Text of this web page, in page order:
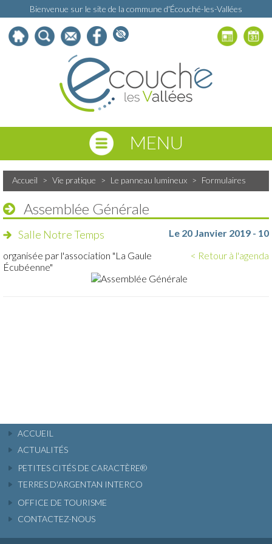
Bienvenue sur le site de la commune d'Écouché-les-Vallées
MENU
Accueil > Vie pratique > Le panneau lumineux > Formulaires
Assemblée Générale
Salle Notre Temps
Le 20 Janvier 2019 - 10
< Retour à l'agenda
organisée par l'association "La Gaule
Écubéenne"
ACCUEIL
ACTUALITÉS
PETITES CITÉS DE CARACTÈRE®
TERRES D'ARGENTAN INTERCO
OFFICE DE TOURISME
CONTACTEZ-NOUS